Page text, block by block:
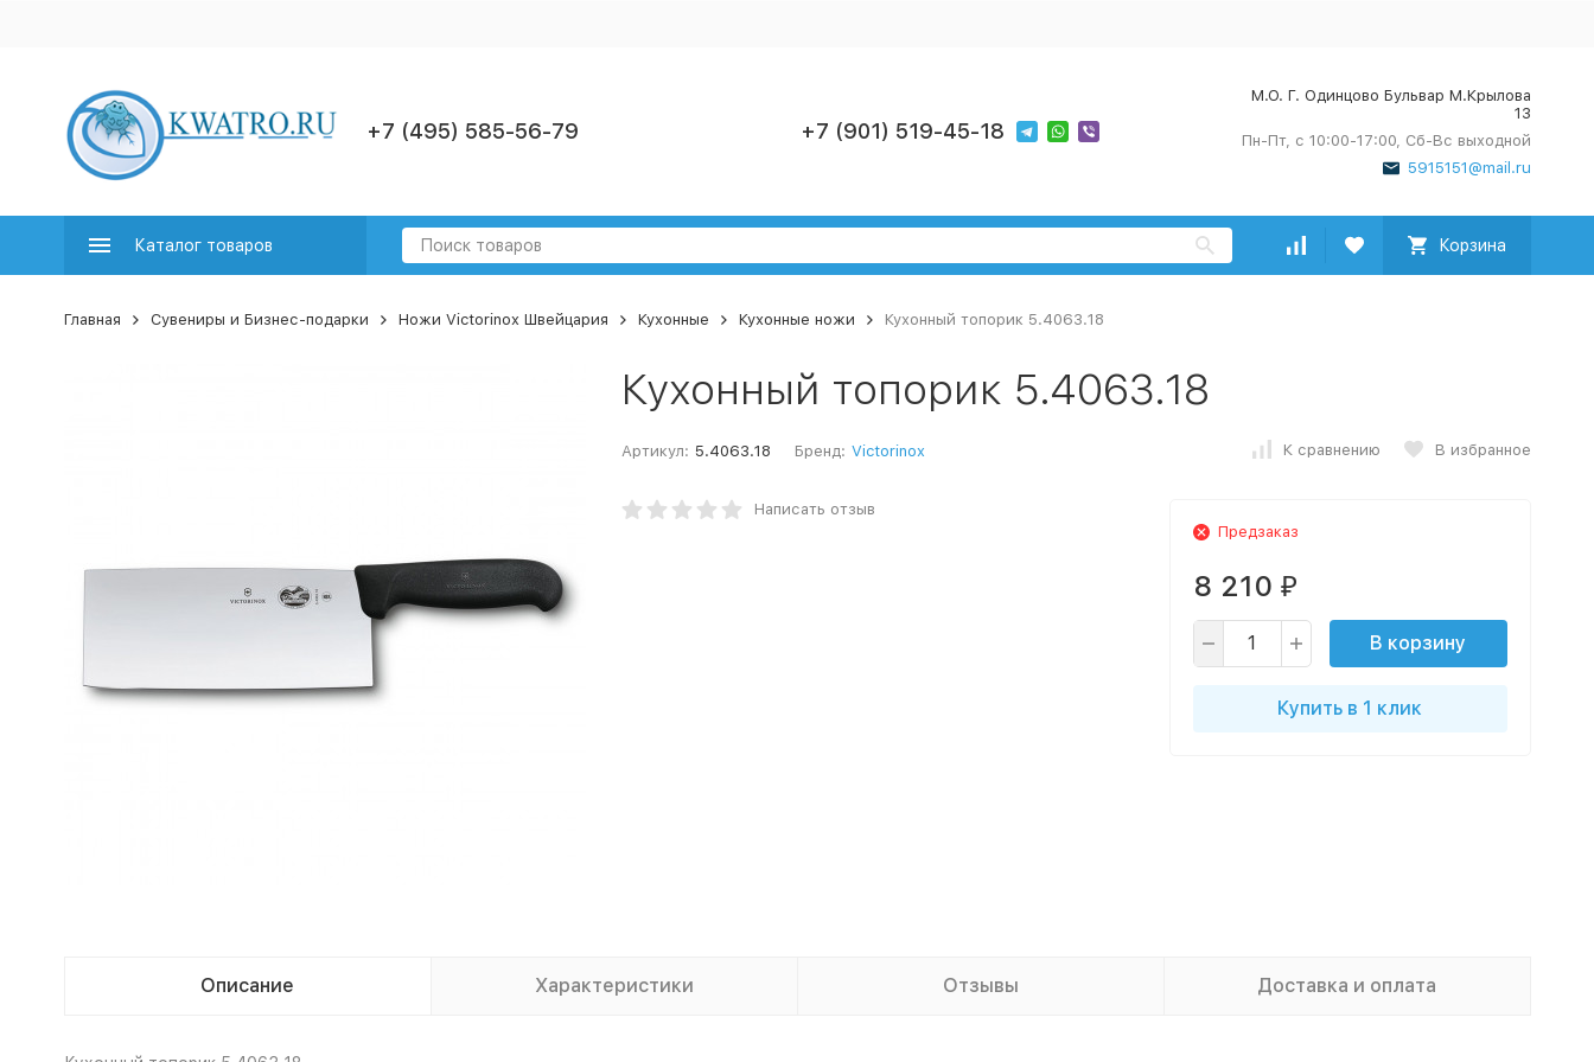
+7 (495) 585-56-79 +7 (901) 519-45-18
М.О. Г. Одинцово Бульвар М.Крылова
13
Пн-Пт, с 10:00-17:00, Сб-Вс выходной
5915151@mail.ru
Каталог товаров Корзина
Главная Сувениры и Бизнес-подарки Ножи Victorinox Швейцария Кухонные Кухонные ножи Кухонный топорик 5.4063.18
Кухонный топорик 5.4063.18
Артикул: 5.4063.18 Бренд: Victorinox К сравнению В избранное
Написать отзыв
Предзаказ
8 210 ₽
В корзину
Купить в 1 клик
Описание Характеристики Отзывы Доставка и оплата